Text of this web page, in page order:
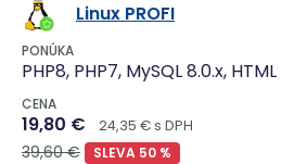
Linux PROFI
PONÚKA
PHP8, PHP7, MySQL 8.0.x, HTML
CENA
19,80 € 24,35 € s DPH
39,60 € SLEVA 50 %